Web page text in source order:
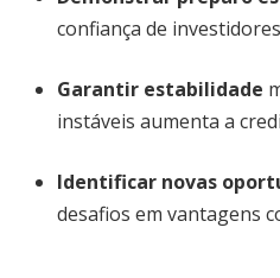
confiança de
Garantir estabilidade
instáveis aumenta a
Identificar novas
desafios em vantagens